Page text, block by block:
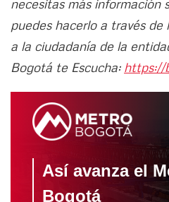
necesitas más información
puedes hacerlo a través
a la ciudadanía de la
Bogotá te Escucha: https://